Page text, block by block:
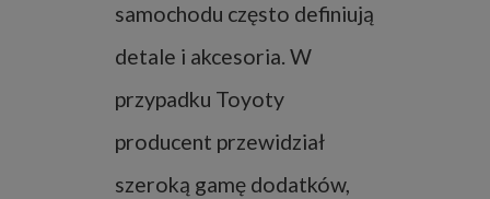
samochodu często definiują
detale i akcesoria. W
przypadku Toyoty
producent przewidział
szeroką gamę dodatków,